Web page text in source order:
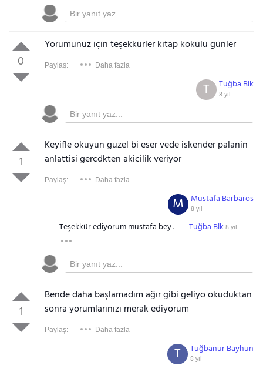
0
Yorumunuz için teşekkürler kitap kokulu günler
Paylaş: Daha fazla
Tuğba Blk
8 yıl
T
1
Keyifle okuyun guzel bi eser vede iskender palanin
anlattisi gercdkten akicilik veriyor
Paylaş: Daha fazla
Mustafa Barbaros
8 yıl
M
Teşekkür ediyorum mustafa bey . Tuğba Blk 8 yıl
1
Bende daha başlamadım ağır gibi geliyo okuduktan
sonra yorumlarınızı merak ediyorum
Paylaş: Daha fazla
Tuğbanur Bayhun
8 yıl
T